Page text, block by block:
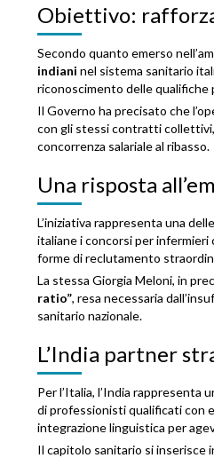
Obiettivo:
Secondo quanto emerso
indiani nel sistema sanitario
riconoscimento delle qualifiche
Il Governo ha precisato che
con gli stessi contratti
concorrenza salariale al ribasso.
Una risposta
L’iniziativa rappresenta una
italiane i concorsi per
forme di reclutamento
La stessa Giorgia Meloni, in
ratio”, resa necessaria
sanitario nazionale.
L’India partner
Per l’Italia, l’India rappresenta
di professionisti qualificati con
integrazione linguistica per
Il capitolo sanitario si inserisce